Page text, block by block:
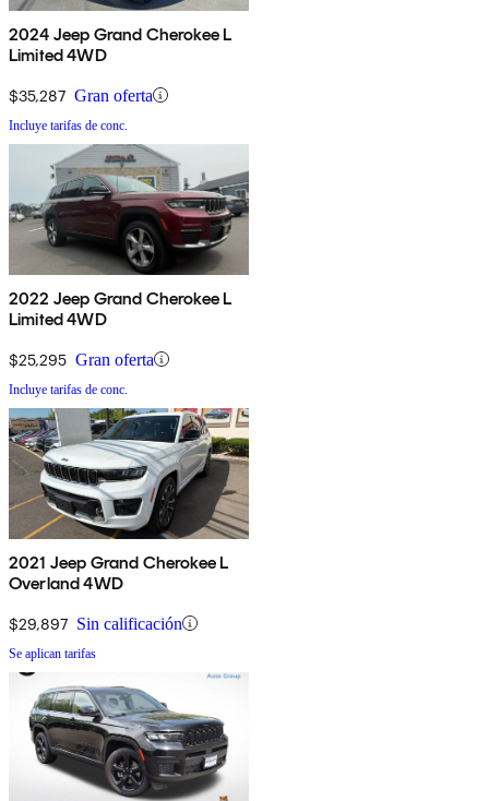
2024 Jeep Grand Cherokee L
Limited 4WD
$35,287 Gran oferta
Incluye tarifas de conc.
2022 Jeep Grand Cherokee L
Limited 4WD
$25,295 Gran oferta
Incluye tarifas de conc.
2021 Jeep Grand Cherokee L
Overland 4WD
$29,897 Sin calificación
Se aplican tarifas